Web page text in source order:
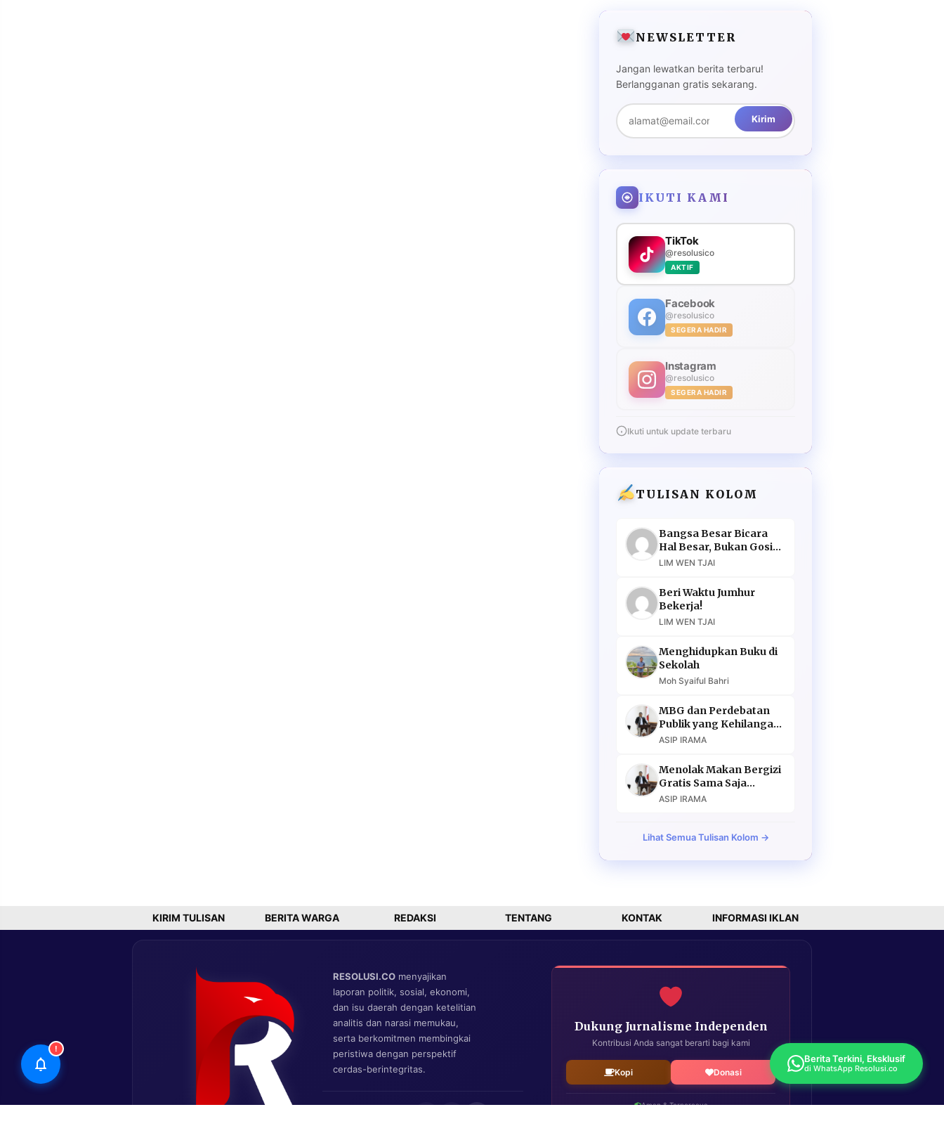
NEWSLETTER
Jangan lewatkan berita terbaru!
Berlangganan gratis sekarang.
Kirim
IKUTI KAMI
TikTok
@resolusico
AKTIF
Facebook
@resolusico
SEGERA HADIR
Instagram
@resolusico
SEGERA HADIR
Ikuti untuk update terbaru
TULISAN KOLOM
Bangsa Besar Bicara
Hal Besar, Bukan Gosip
Murahan
LIM WEN TJAI
Beri Waktu Jumhur
Bekerja!
LIM WEN TJAI
Menghidupkan Buku di
Sekolah
Moh Syaiful Bahri
MBG dan Perdebatan
Publik yang Kehilangan
Argumen
ASIP IRAMA
Menolak Makan Bergizi
Gratis Sama Saja
Menolak Masa Depan
ASIP IRAMA
Lihat Semua Tulisan Kolom →
KIRIM TULISAN BERITA WARGA REDAKSI TENTANG KONTAK INFORMASI IKLAN
RESOLUSI.CO menyajikan
laporan politik, sosial, ekonomi,
dan isu daerah dengan ketelitian
analitis dan narasi memukau,
serta berkomitmen membingkai
peristiwa dengan perspektif
cerdas-berintegritas.
Dukung Jurnalisme Independen
Kontribusi Anda sangat berarti bagi kami
Kopi Donasi
Aman & Terpercaya
!
Berita Terkini, Eksklusif
di WhatsApp Resolusi.co